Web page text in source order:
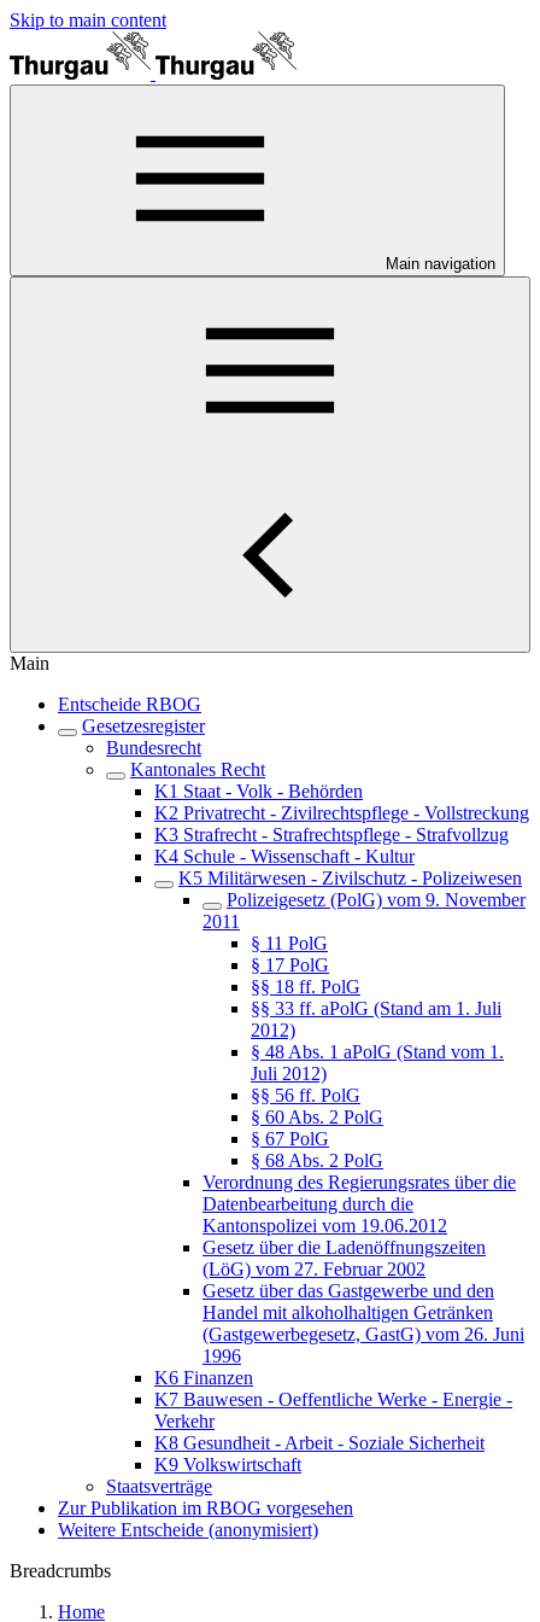
Skip to main content
Main navigation
Main
Entscheide RBOG
Gesetzesregister
Bundesrecht
Kantonales Recht
K1 Staat - Volk - Behörden
K2 Privatrecht - Zivilrechtspflege - Vollstreckung
K3 Strafrecht - Strafrechtspflege - Strafvollzug
K4 Schule - Wissenschaft - Kultur
K5 Militärwesen - Zivilschutz - Polizeiwesen
Polizeigesetz (PolG) vom 9. November
2011
§ 11 PolG
§ 17 PolG
§§ 18 ff. PolG
§§ 33 ff. aPolG (Stand am 1. Juli
2012)
§ 48 Abs. 1 aPolG (Stand vom 1.
Juli 2012)
§§ 56 ff. PolG
§ 60 Abs. 2 PolG
§ 67 PolG
§ 68 Abs. 2 PolG
Verordnung des Regierungsrates über die
Datenbearbeitung durch die
Kantonspolizei vom 19.06.2012
Gesetz über die Ladenöffnungszeiten
(LöG) vom 27. Februar 2002
Gesetz über das Gastgewerbe und den
Handel mit alkoholhaltigen Getränken
(Gastgewerbegesetz, GastG) vom 26. Juni
1996
K6 Finanzen
K7 Bauwesen - Oeffentliche Werke - Energie -
Verkehr
K8 Gesundheit - Arbeit - Soziale Sicherheit
K9 Volkswirtschaft
Staatsverträge
Zur Publikation im RBOG vorgesehen
Weitere Entscheide (anonymisiert)
Breadcrumbs
Home